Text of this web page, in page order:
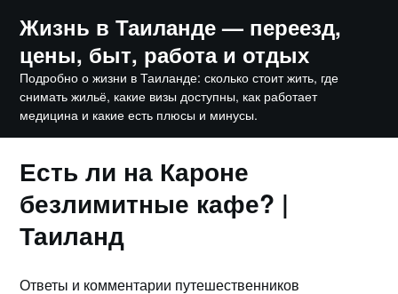
content
Жизнь в Таиланде — переезд,
цены, быт, работа и отдых
Подробно о жизни в Таиланде: сколько стоит жить, где
снимать жильё, какие визы доступны, как работает
медицина и какие есть плюсы и минусы.
Есть ли на Кароне
безлимитные кафе? |
Таиланд
Ответы и комментарии путешественников